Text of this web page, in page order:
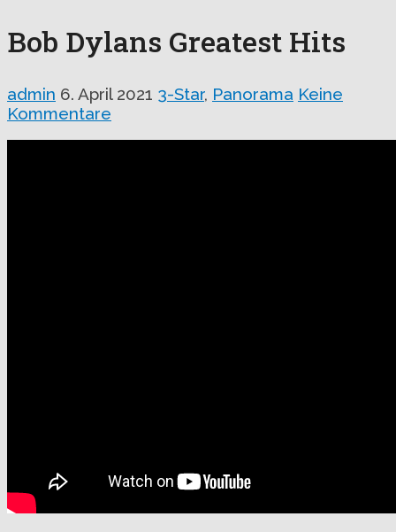
Bob Dylans Greatest Hits
admin 6. April 2021 3-Star, Panorama Keine
Kommentare